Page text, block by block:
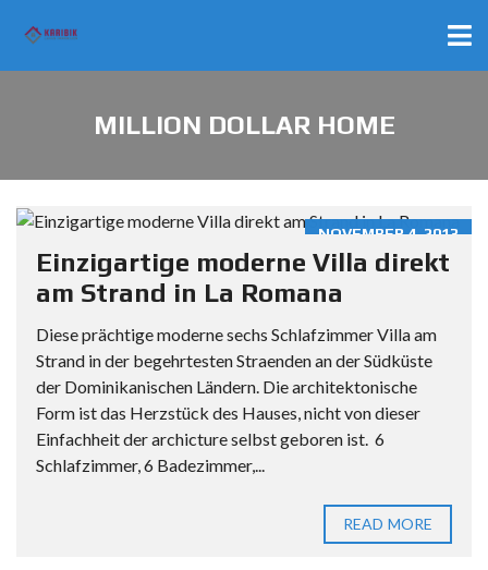
MILLION DOLLAR HOME
NOVEMBER 4, 2013
Einzigartige moderne Villa direkt
am Strand in La Romana
Diese prächtige moderne sechs Schlafzimmer Villa am
Strand in der begehrtesten Straenden an der Südküste
der Dominikanischen Ländern. Die architektonische
Form ist das Herzstück des Hauses, nicht von dieser
Einfachheit der archicture selbst geboren ist. 6
Schlafzimmer, 6 Badezimmer,...
READ MORE